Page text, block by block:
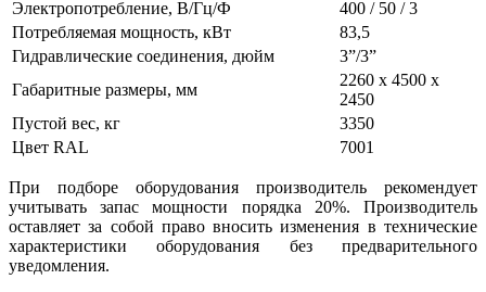
Электропотребление, В/Гц/Ф
400 / 50 / 3
Потребляемая мощность, кВт
83,5
Гидравлические соединения, дюйм
3”/3”
Габаритные размеры, мм
2260 х 4500 х
2450
Пустой вес, кг
3350
Цвет RAL
7001
При подборе оборудования производитель рекомендует
учитывать запас мощности порядка 20%. Производитель
оставляет за собой право вносить изменения в технические
характеристики оборудования без предварительного
уведомления.